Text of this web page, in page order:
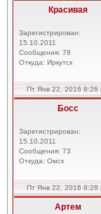
Красивая
Зарегистрирован:
15.10.2011
Сообщения: 78
Откуда: Иркутск
Пт Янв 22, 2016 8:26
Босс
Зарегистрирован:
15.10.2011
Сообщения: 73
Откуда: Омск
Пт Янв 22, 2016 8:28
Артем